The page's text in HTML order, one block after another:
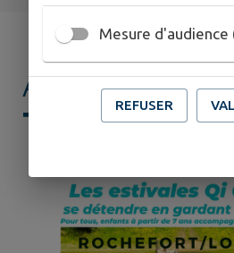
AGENDA DE
TERRITOIRE
Mesure
REFUSER